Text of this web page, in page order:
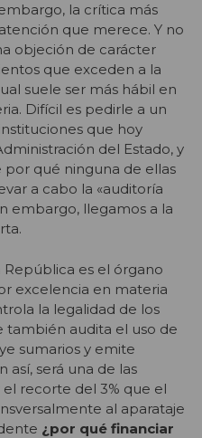
la crítica más
que merece. Y no
objeción de carácter
que exceden a la
suele ser más hábil en
Difícil es pedirle a un
que hoy
del Estado, y
por qué ninguna de ellas
a cabo la «auditoría
embargo, llegamos a la
República es el órgano
excelencia en materia
la legalidad de los
también audita el uso de
sumarios y emite
así, será una de las
recorte del 3% que el
al aparataje
¿por qué financiar